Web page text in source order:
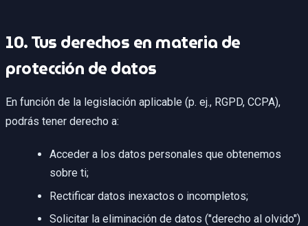
10. Tus derechos en materia de
protección de datos
En función de la legislación aplicable (p. ej., RGPD, CCPA),
podrás tener derecho a:
Acceder a los datos personales que obtenemos
sobre ti;
Rectificar datos inexactos o incompletos;
Solicitar la eliminación de datos ("derecho al olvido")